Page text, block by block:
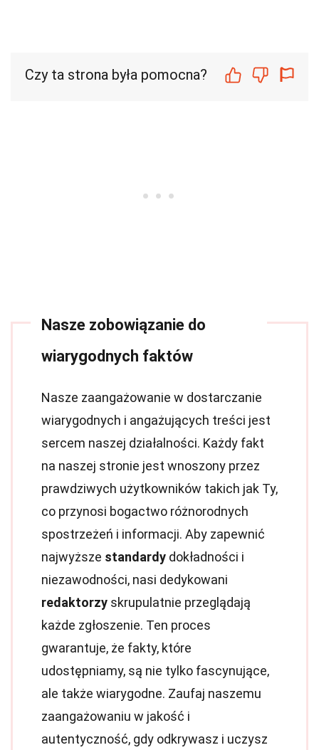
Czy ta strona była pomocna?
Nasze zobowiązanie do
wiarygodnych faktów
Nasze zaangażowanie w dostarczanie
wiarygodnych i angażujących treści jest
sercem naszej działalności. Każdy fakt
na naszej stronie jest wnoszony przez
prawdziwych użytkowników takich jak Ty,
co przynosi bogactwo różnorodnych
spostrzeżeń i informacji. Aby zapewnić
najwyższe standardy dokładności i
niezawodności, nasi dedykowani
redaktorzy skrupulatnie przeglądają
każde zgłoszenie. Ten proces
gwarantuje, że fakty, które
udostępniamy, są nie tylko fascynujące,
ale także wiarygodne. Zaufaj naszemu
zaangażowaniu w jakość i
autentyczność, gdy odkrywasz i uczysz